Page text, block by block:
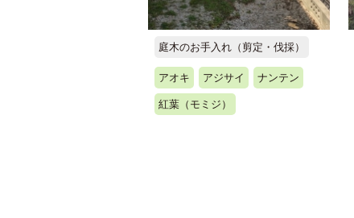
庭木のお手入れ（剪定・伐採）
アオキ アジサイ ナンテン
紅葉（モミジ）